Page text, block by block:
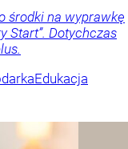
środki na wyprawkę
Start”. Dotychczas
Edukacja